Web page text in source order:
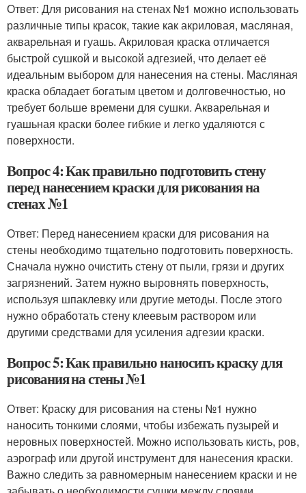
Ответ: Для рисования на стенах №1 можно использовать
различные типы красок, такие как акриловая, масляная,
акварельная и гуашь. Акриловая краска отличается
быстрой сушкой и высокой адгезией, что делает её
идеальным выбором для нанесения на стены. Масляная
краска обладает богатым цветом и долговечностью, но
требует больше времени для сушки. Акварельная и
гуашьная краски более гибкие и легко удаляются с
поверхности.
Вопрос 4: Как правильно подготовить стену
перед нанесением краски для рисования на
стенах №1
Ответ: Перед нанесением краски для рисования на
стены необходимо тщательно подготовить поверхность.
Сначала нужно очистить стену от пыли, грязи и других
загрязнений. Затем нужно выровнять поверхность,
используя шпаклевку или другие методы. После этого
нужно обработать стену клеевым раствором или
другими средствами для усиления адгезии краски.
Вопрос 5: Как правильно наносить краску для
рисования на стены №1
Ответ: Краску для рисования на стены №1 нужно
наносить тонкими слоями, чтобы избежать пузырей и
неровных поверхностей. Можно использовать кисть, ров,
аэрограф или другой инструмент для нанесения краски.
Важно следить за равномерным нанесением краски и не